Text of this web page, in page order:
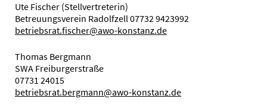
Ute Fischer (Stellvertreterin)
Betreuungsverein Radolfzell 07732 9423992
betriebsrat.fischer@awo-konstanz.de
Thomas Bergmann
SWA Freiburgerstraße
07731 24015
betriebsrat.bergmann@awo-konstanz.de